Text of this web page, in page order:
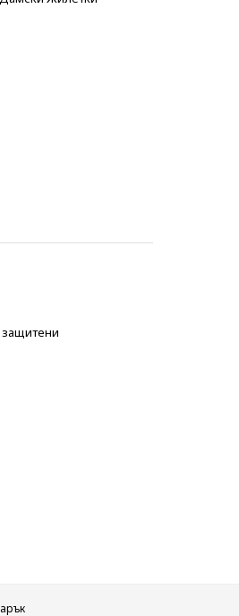
защитени